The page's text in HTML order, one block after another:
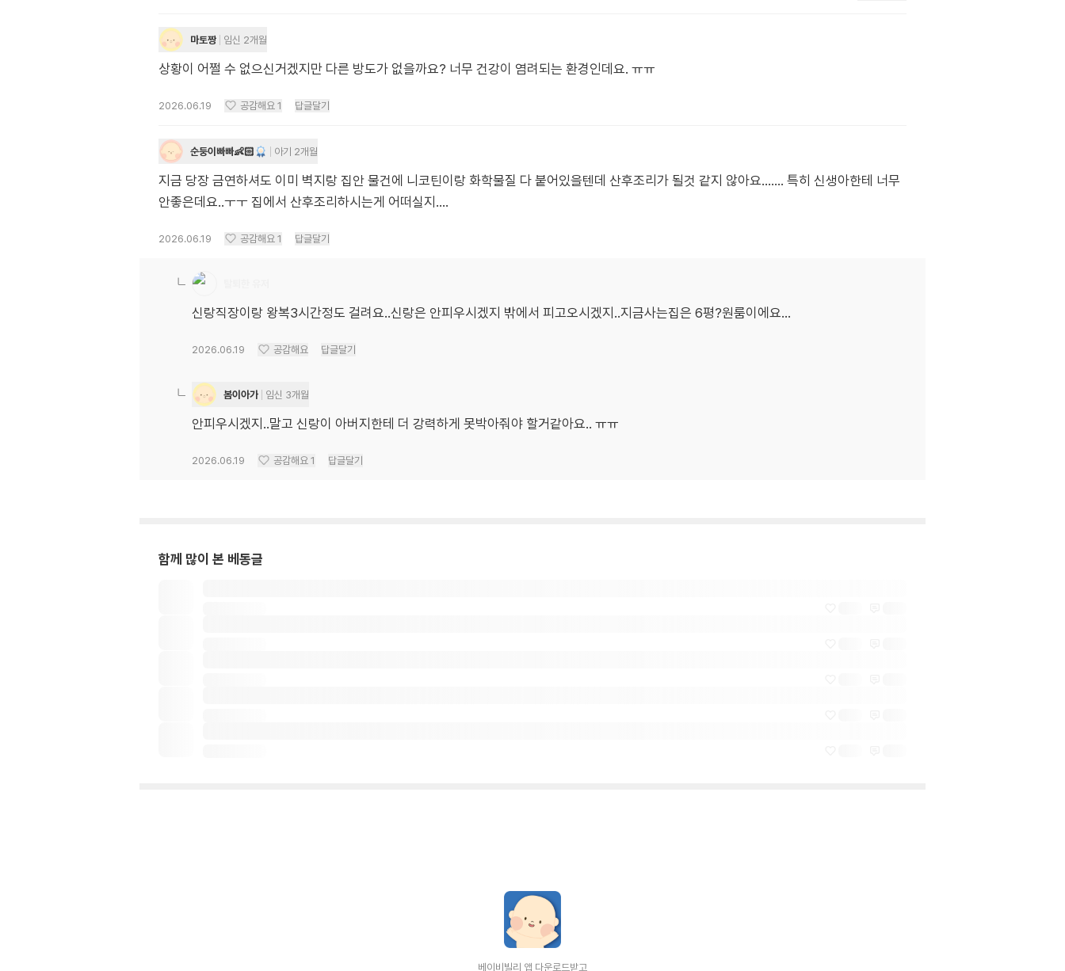
마토짱 임신 2개월
상황이 어쩔 수 없으신거겠지만 다른 방도가 없을까요? 너무 건강이 염려되는 환경인데요. ㅠㅠ
2026.06.19 공감해요 1 답글달기
순둥이빠빠👶🏻 아기 2개월
지금 당장 금연하셔도 이미 벽지랑 집안 물건에 니코틴이랑 화학물질 다 붙어있을텐데 산후조리가 될것 같지 않아요....... 특히 신생아한테 너무
안좋은데요..ㅜㅜ 집에서 산후조리하시는게 어떠실지....
2026.06.19 공감해요 1 답글달기
신랑직장이랑 왕복3시간정도 걸려요..신랑은 안피우시겠지 밖에서 피고오시겠지..지금사는집은 6평?원룸이에요...
2026.06.19 공감해요 답글달기
봄이아가 임신 3개월
안피우시겠지..말고 신랑이 아버지한테 더 강력하게 못박아줘야 할거같아요.. ㅠㅠ
2026.06.19 공감해요 1 답글달기
함께 많이 본 베동글
베이비빌리 앱 다운로드받고